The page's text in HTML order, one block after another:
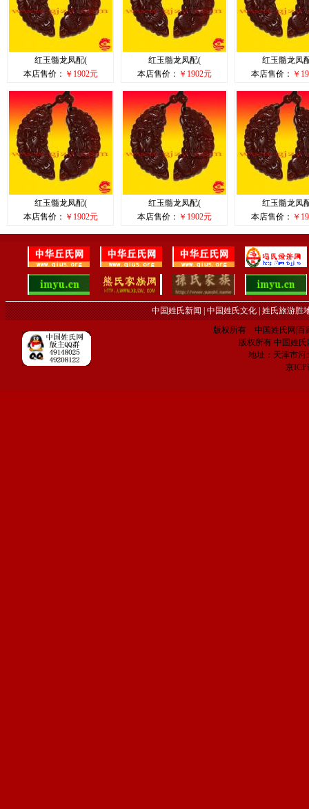
红玉髓龙凤配(
本店售价： ￥1902元
红玉髓龙凤配(
本店售价： ￥1902元
红玉髓龙凤
本店售价： ￥
红玉髓龙凤配(
本店售价： ￥1902元
红玉髓龙凤配(
本店售价： ￥1902元
红玉髓龙凤
本店售价： ￥
中国姓氏新闻|中国姓氏文化|姓氏旅游胜
版权所有 中国姓氏网|百
版权所有 中国姓氏
地址：天津市河
京ICP